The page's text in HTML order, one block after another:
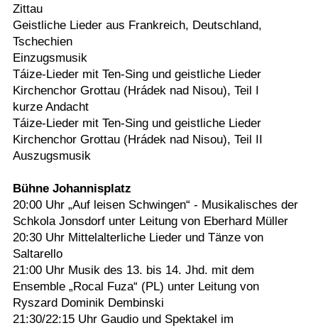
Zittau
Geistliche Lieder aus Frankreich, Deutschland,
Tschechien
Einzugsmusik
Táize-Lieder mit Ten-Sing und geistliche Lieder
Kirchenchor Grottau (Hrádek nad Nisou), Teil I
kurze Andacht
Táize-Lieder mit Ten-Sing und geistliche Lieder
Kirchenchor Grottau (Hrádek nad Nisou), Teil II
Auszugsmusik
Bühne Johannisplatz
20:00 Uhr „Auf leisen Schwingen“ - Musikalisches der
Schkola Jonsdorf unter Leitung von Eberhard Müller
20:30 Uhr Mittelalterliche Lieder und Tänze von
Saltarello
21:00 Uhr Musik des 13. bis 14. Jhd. mit dem
Ensemble „Rocal Fuza“ (PL) unter Leitung von
Ryszard Dominik Dembinski
21:30/22:15 Uhr Gaudio und Spektakel im